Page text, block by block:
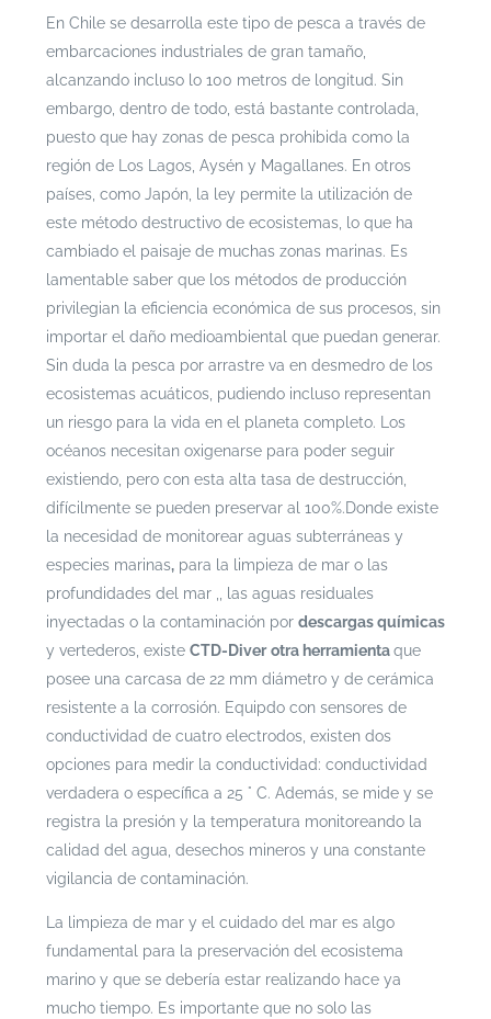
En Chile se desarrolla este tipo de pesca a través de
embarcaciones industriales de gran tamaño,
alcanzando incluso lo 100 metros de longitud. Sin
embargo, dentro de todo, está bastante controlada,
puesto que hay zonas de pesca prohibida como la
región de Los Lagos, Aysén y Magallanes. En otros
países, como Japón, la ley permite la utilización de
este método destructivo de ecosistemas, lo que ha
cambiado el paisaje de muchas zonas marinas. Es
lamentable saber que los métodos de producción
privilegian la eficiencia económica de sus procesos, sin
importar el daño medioambiental que puedan generar.
Sin duda la pesca por arrastre va en desmedro de los
ecosistemas acuáticos, pudiendo incluso representan
un riesgo para la vida en el planeta completo. Los
océanos necesitan oxigenarse para poder seguir
existiendo, pero con esta alta tasa de destrucción,
difícilmente se pueden preservar al 100%.Donde existe
la necesidad de monitorear aguas subterráneas y
especies marinas,para la limpieza de mar o las
profundidades del mar ,, las aguas residuales
inyectadas o la contaminación por descargas químicas
y vertederos, existe CTD-Diver otra herramientaque
posee una carcasa de 22 mm diámetro y de cerámica
resistente a la corrosión. Equipdo con sensores de
conductividad de cuatro electrodos, existen dos
opciones para medir la conductividad: conductividad
verdadera o específica a 25 ° C. Además, se mide y se
registra la presión y la temperatura monitoreando la
calidad del agua, desechos mineros y una constante
vigilancia de contaminación.
La limpieza de mar y el cuidado del mar es algo
fundamental para la preservación del ecosistema
marino y que se debería estar realizando hace ya
mucho tiempo. Es importante que no solo las